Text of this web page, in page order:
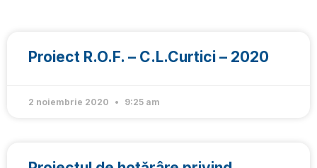
Proiect R.O.F. – C.L.Curtici – 2020
2 noiembrie 2020 9:25 am